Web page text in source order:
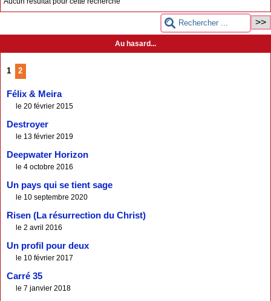
Au hasard...
1 2
Félix & Meira
le 20 février 2015
Destroyer
le 13 février 2019
Deepwater Horizon
le 4 octobre 2016
Un pays qui se tient sage
le 10 septembre 2020
Risen (La résurrection du Christ)
le 2 avril 2016
Un profil pour deux
le 10 février 2017
Carré 35
le 7 janvier 2018